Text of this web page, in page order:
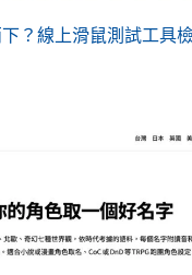
？線上滑鼠測試工具